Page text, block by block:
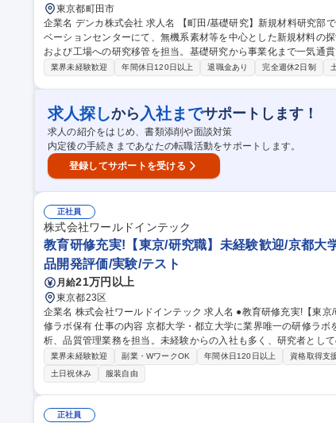
東京都町田市
企業名 デンカ株式会社 求人名 【町田/基礎研究】新規材料研究部での研究開発・事業化推進担当 仕事の内容 イノ
ベーションセンターにて、無機系素材等を中心とした新規材料の
および工場への研究移管を担当。基礎研究から事業化まで一気通貫で携わるポ
直後は既存テーマの早期事業化に向けた顧客対応や事業所への移
く、PoC業務から継続的な開発テーマまで幅広く関わります。将
キャリアパスが描け、事業化を牽引する中核メンバーとしてご活躍いただきます。 募集職
規材料研究部での研究開発・事業化推進担当
業界未経験歓迎 年間休日120日以上 退職金あり 完全週休2日制
求人探しから 入社までサポートします！
求人の紹介をはじめ、書類添削や面談対策
内定後の手続きまであなたの転職活動をサポートします。
登録してサポートを受ける
正社員
株式会社ワールドインテック
教育研修充実!【東京/研究職】未経験歓迎/京都大
品開発評価/実験/テスト
月給21万円以上
東京都23区
企業名 株式会社ワールドインテック 求人名 ●教育研修充実!【東京/研究職】未経験歓迎/京都大学・都立大学に研
修ラボ保有 仕事の内容 京都大学・都立大学に業界唯一の研修ラボを保有し、マンツーマン研修を実施。研究や分
析、品質管理業務を担当。未経験からの入社も多く、研究者としてのキ
容】医薬品開発,有機合成,素材開発,化粧品開発,分析,動物実験等
が基本で1社複数名の配属 となりますので、教育体制が充実して
上も同じ常駐先で勤務しています。 募集職種 ●教育研修充実!【東京/研究職】未経験歓迎/京都大学・都立大学に研
修ラボ保有
業界未経験歓迎 副業・WワークOK 年間休日120日以上 資格取得支
土日祝休み
服装自由
正社員